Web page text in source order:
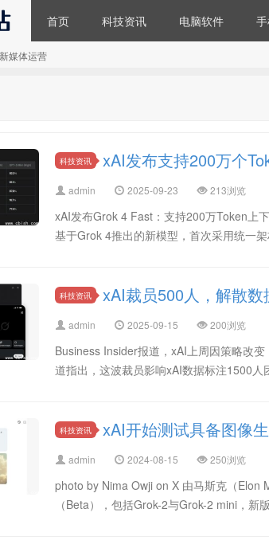
首页 科技资讯 电脑软件
媒体运营
科技资讯 xAI发布支持200万个
admin 2025-09-23 213浏览
xAI发布Grok 4 Fast：支持200万Token上
基于Grok 4推出的新模型，首次采用统一
科技资讯 xAI裁员500人，解散数
admin 2025-09-15 200浏览
Business Insider报道，xAI上周因策略改
道指出，这波裁员影响xAI数据标注1500
科技资讯 xAI开始测试具备图像
admin 2024-08-15 250浏览
photo by Nima Owji on X 由马斯克（Elon
（Beta），包括Grok-2与Grok-2 mini，